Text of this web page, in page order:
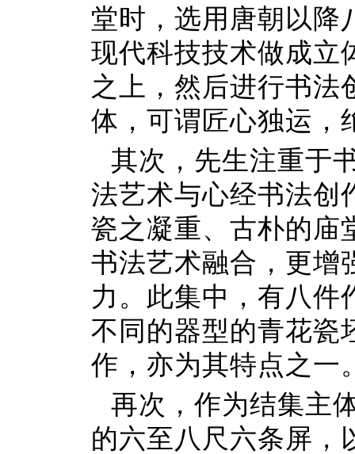
堂时，选用唐朝以降
现代科技技术做成立
之上，然后进行书法
体，可谓匠心独运，
其次，先生注重于
法艺术与心经书法创
瓷之凝重、古朴的庙
书法艺术融合，更增
力。此集中，有八件
不同的器型的青花瓷
作，亦为其特点之一
再次，作为结集主
的六至八尺六条屏，